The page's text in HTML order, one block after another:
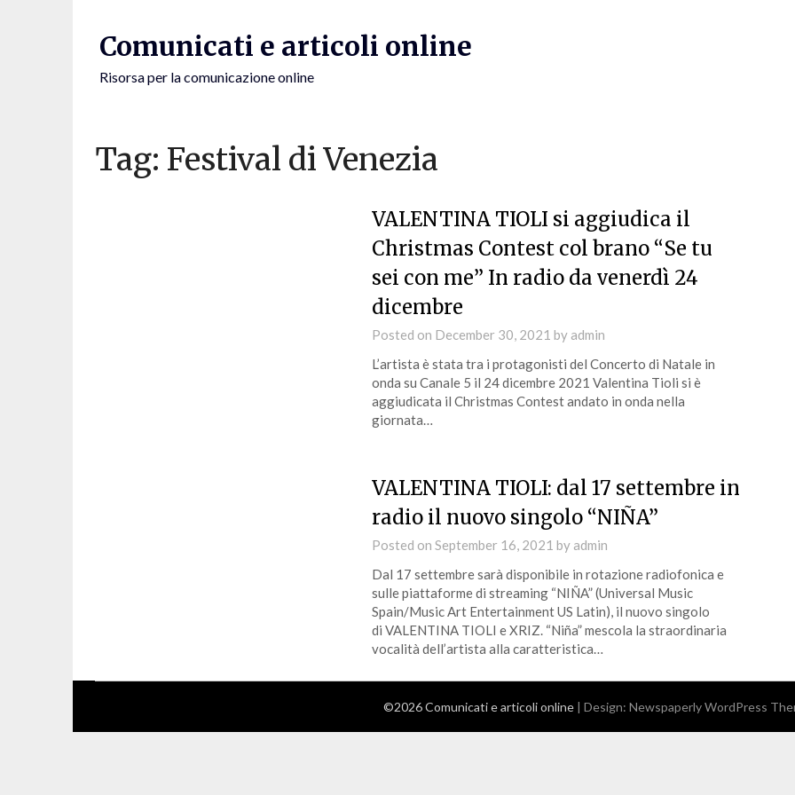
Comunicati e articoli online
Risorsa per la comunicazione online
Tag: Festival di Venezia
VALENTINA TIOLI si aggiudica il
Christmas Contest col brano “Se tu
sei con me” In radio da venerdì 24
dicembre
Posted on December 30, 2021 by admin
L’artista è stata tra i protagonisti del Concerto di Natale in
onda su Canale 5 il 24 dicembre 2021 Valentina Tioli si è
aggiudicata il Christmas Contest andato in onda nella
giornata…
VALENTINA TIOLI: dal 17 settembre in
radio il nuovo singolo “NIÑA”
Posted on September 16, 2021 by admin
Dal 17 settembre sarà disponibile in rotazione radiofonica e
sulle piattaforme di streaming “NIÑA” (Universal Music
Spain/Music Art Entertainment US Latin), il nuovo singolo
di VALENTINA TIOLI e XRIZ. “Niña” mescola la straordinaria
vocalità dell’artista alla caratteristica…
©2026 Comunicati e articoli online | Design: Newspaperly WordPress